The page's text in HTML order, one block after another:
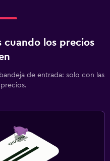
cuando los precios
de entrada: solo con las